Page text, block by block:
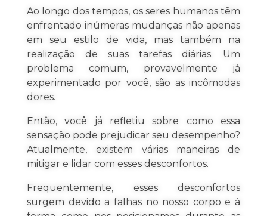
Ao longo dos tempos, os seres humanos têm
enfrentado inúmeras mudanças não apenas
em seu estilo de vida, mas também na
realização de suas tarefas diárias. Um
problema comum, provavelmente já
experimentado por você, são as incômodas
dores.
Então, você já refletiu sobre como essa
sensação pode prejudicar seu desempenho?
Atualmente, existem várias maneiras de
mitigar e lidar com esses desconfortos.
Frequentemente, esses desconfortos
surgem devido a falhas no nosso corpo e à